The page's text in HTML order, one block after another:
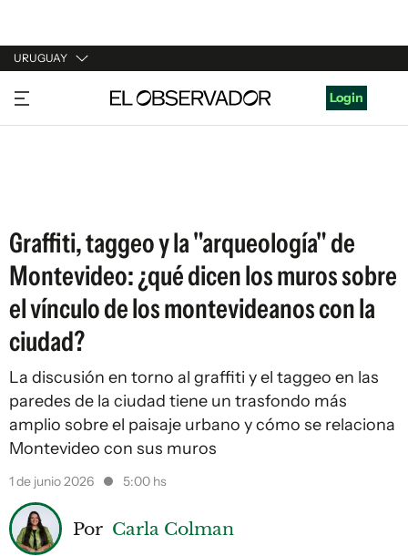
URUGUAY
URUGUAY
ARGENTINA
Login
Graffiti, taggeo y la "arqueología" de
Montevideo: ¿qué dicen los muros sobre
el vínculo de los montevideanos con la
ciudad?
La discusión en torno al graffiti y el taggeo en las
paredes de la ciudad tiene un trasfondo más
amplio sobre el paisaje urbano y cómo se relaciona
Montevideo con sus muros
1 de junio 2026 5:00 hs
Por Carla Colman